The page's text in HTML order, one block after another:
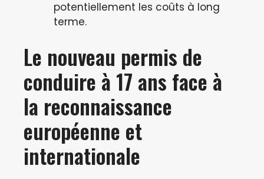
potentiellement les coûts à long
terme.
Le nouveau permis de
conduire à 17 ans face à
la reconnaissance
européenne et
internationale